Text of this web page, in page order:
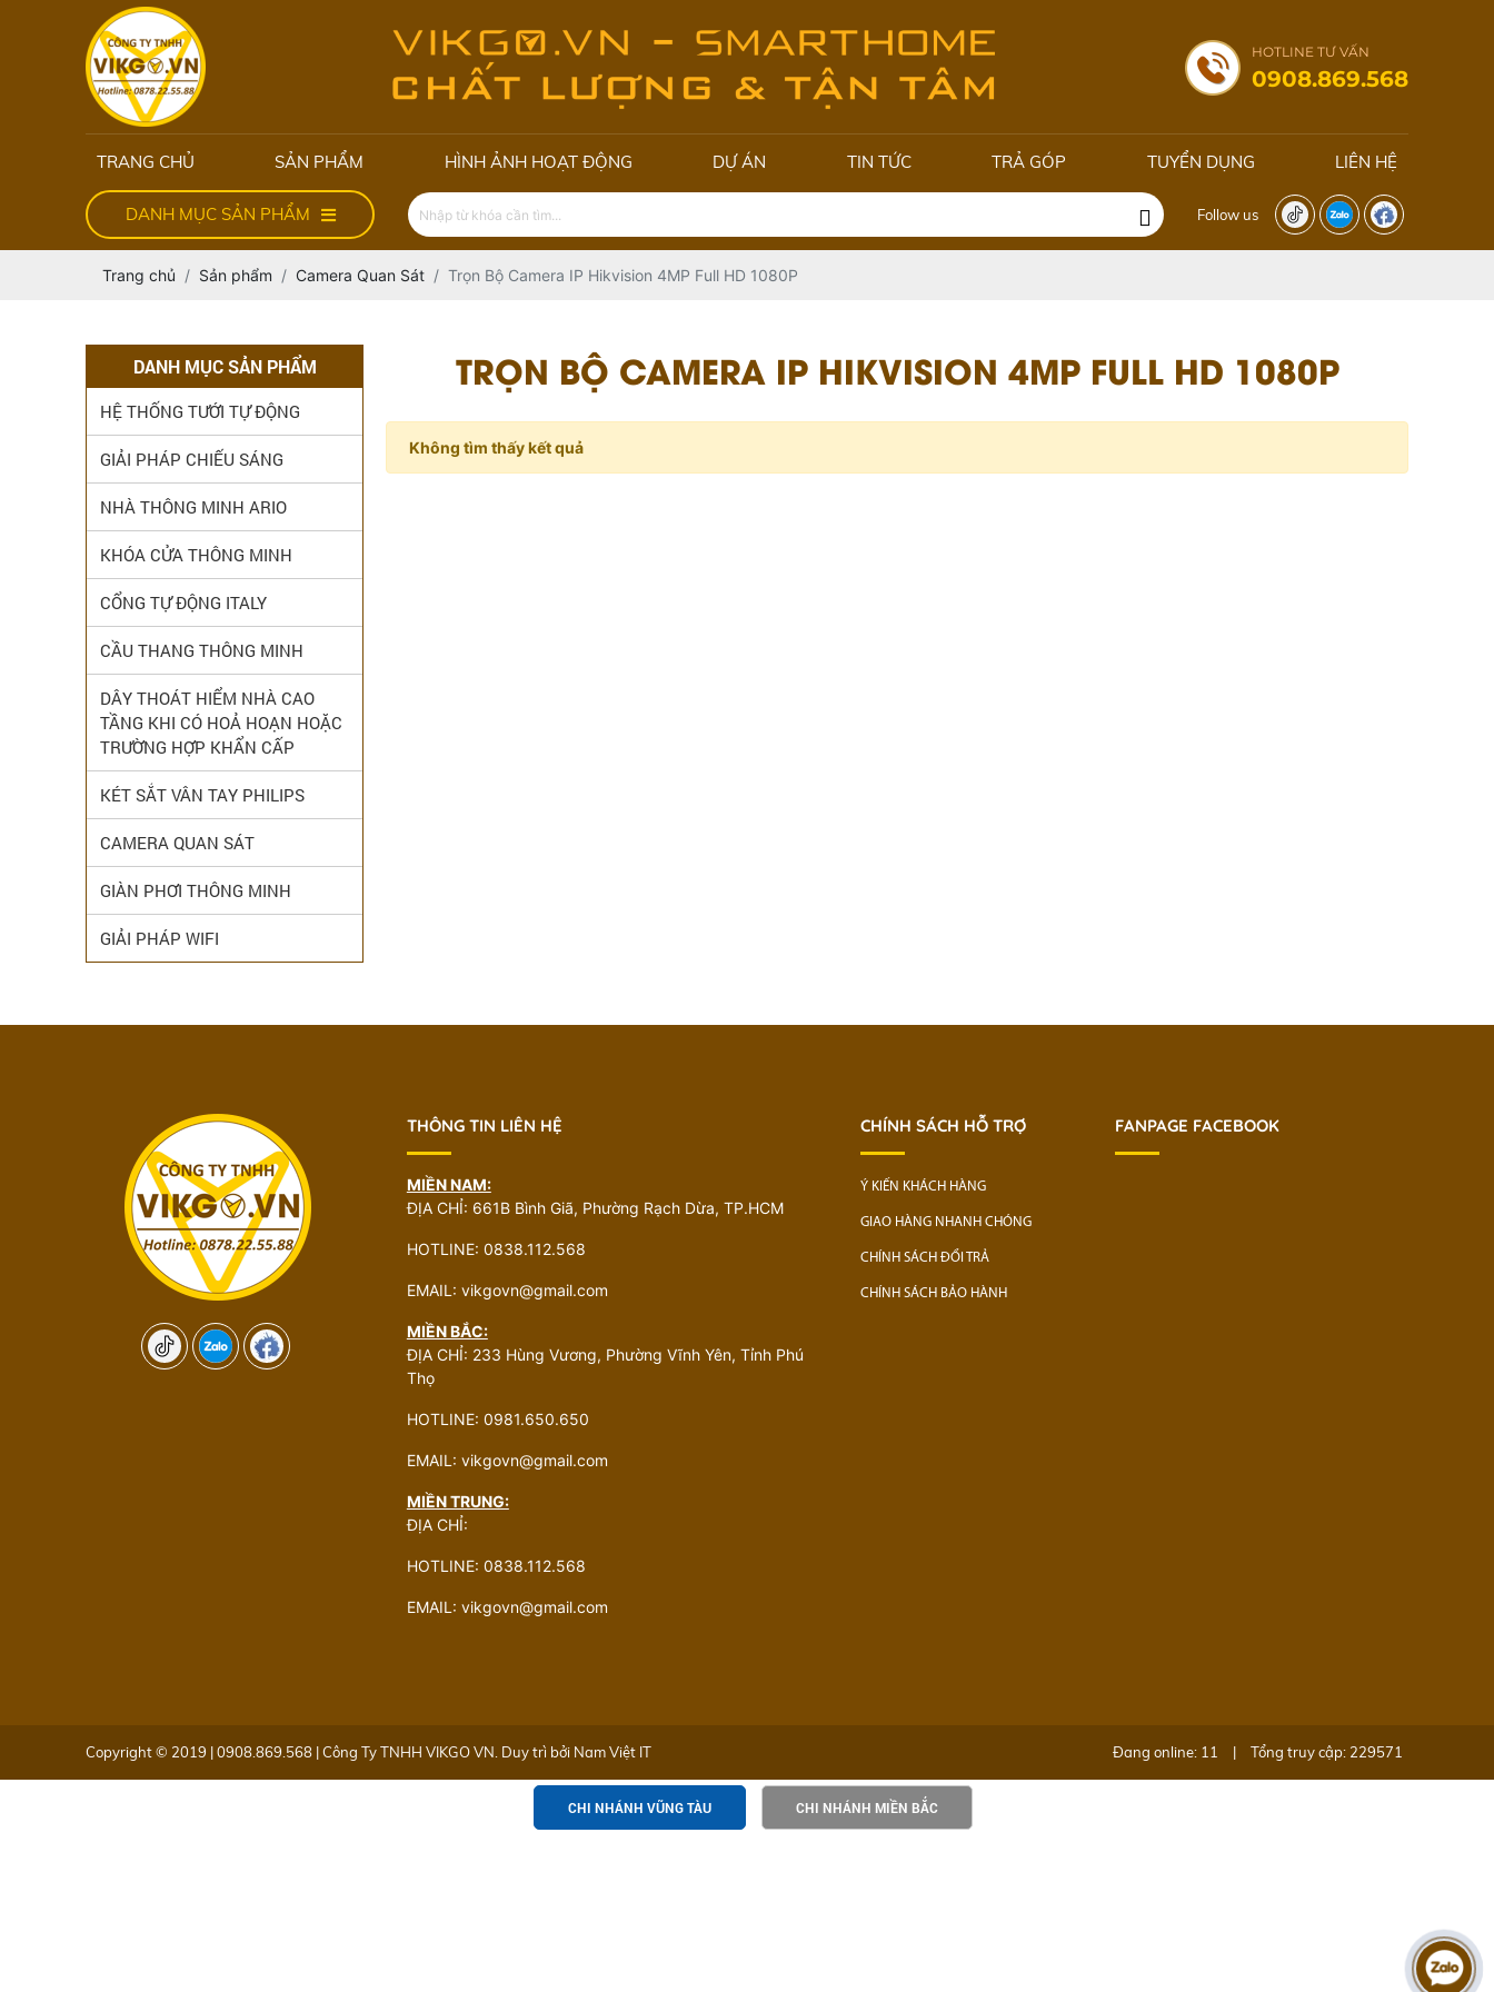
HOTLINE TƯ VẤN
0908.869.568
TRANG CHỦ SẢN PHẨM HÌNH ẢNH HOẠT ĐỘNG DỰ ÁN TIN TỨC TRẢ GÓP TUYỂN DỤNG LIÊN HỆ
DANH MỤC SẢN PHẨM Follow us
Trang chủ Sản phẩm Camera Quan Sát Trọn Bộ Camera IP Hikvision 4MP Full HD 1080P
DANH MỤC SẢN PHẨM
HỆ THỐNG TƯỚI TỰ ĐỘNG
GIẢI PHÁP CHIẾU SÁNG
NHÀ THÔNG MINH ARIO
KHÓA CỬA THÔNG MINH
CỔNG TỰ ĐỘNG ITALY
CẦU THANG THÔNG MINH
DÂY THOÁT HIỂM NHÀ CAO
TẦNG KHI CÓ HOẢ HOẠN HOẶC
TRƯỜNG HỢP KHẨN CẤP
KÉT SẮT VÂN TAY PHILIPS
CAMERA QUAN SÁT
GIÀN PHƠI THÔNG MINH
GIẢI PHÁP WIFI
TRỌN BỘ CAMERA IP HIKVISION 4MP FULL HD 1080P
Không tìm thấy kết quả
THÔNG TIN LIÊN HỆ
MIỀN NAM:
ĐỊA CHỈ: 661B Bình Giã, Phường Rạch Dừa, TP.HCM
HOTLINE: 0838.112.568
EMAIL: vikgovn@gmail.com
MIỀN BẮC:
ĐỊA CHỈ: 233 Hùng Vương, Phường Vĩnh Yên, Tỉnh Phú
Thọ
HOTLINE: 0981.650.650
EMAIL: vikgovn@gmail.com
MIỀN TRUNG:
ĐỊA CHỈ:
HOTLINE: 0838.112.568
EMAIL: vikgovn@gmail.com
CHÍNH SÁCH HỖ TRỢ
Ý KIẾN KHÁCH HÀNG
GIAO HÀNG NHANH CHÓNG
CHÍNH SÁCH ĐỔI TRẢ
CHÍNH SÁCH BẢO HÀNH
FANPAGE FACEBOOK
Copyright © 2019 | 0908.869.568 | Công Ty TNHH VIKGO VN. Duy trì bởi Nam Việt IT Đang online: 11 | Tổng truy cập: 229571
CHI NHÁNH VŨNG TÀU CHI NHÁNH MIỀN BẮC